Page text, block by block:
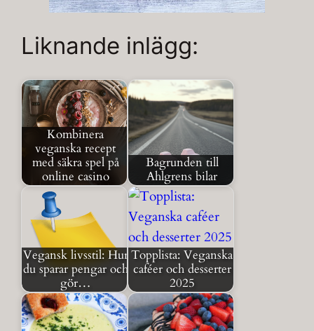
Liknande inlägg:
Kombinera
veganska recept
med säkra spel på
online casino
Bagrunden till
Ahlgrens bilar
Vegansk livsstil: Hur
du sparar pengar och
gör…
Topplista: Veganska
caféer och desserter
2025